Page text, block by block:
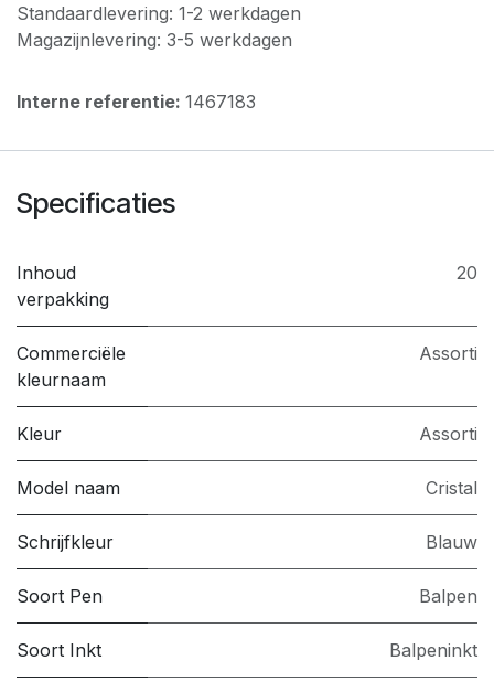
Standaardlevering: 1-2 werkdagen
Magazijnlevering: 3-5 werkdagen
Interne referentie: 1467183
Specificaties
Inhoud
verpakking
20
Commerciële
kleurnaam
Assorti
Kleur Assorti
Model naam Cristal
Schrijfkleur Blauw
Soort Pen Balpen
Soort Inkt Balpeninkt